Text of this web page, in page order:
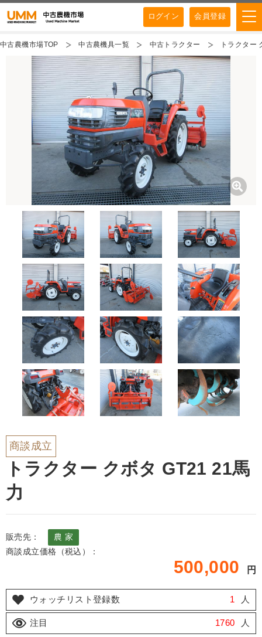
ログイン 会員登録
中古農機市場TOP 中古農機具一覧 中古トラクター トラクター
商談成立
トラクター クボタ GT21 21馬
力
販売先：
農 家
商談成立価格（税込）：
500,000 円
ウォッチリスト登録数 1 人
注目 1760 人